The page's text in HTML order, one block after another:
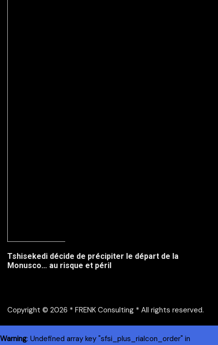
Tshisekedi décide de précipiter le départ de la
Monusco… au risque et péril
Copyright © 2026 * FRENK Consulting * All rights reserved.
Warning: Undefined array key "sfsi_plus_riaIcon_order" in